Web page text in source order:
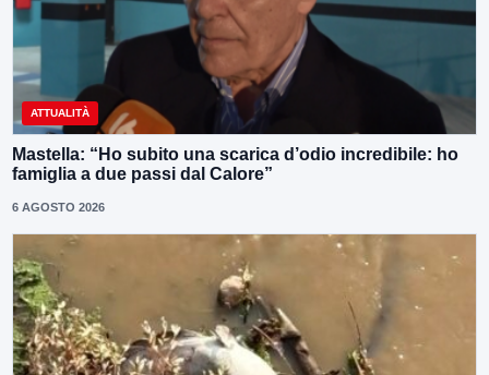
ATTUALITÀ
Mastella: “Ho subito una scarica d’odio incredibile: ho
famiglia a due passi dal Calore”
6 AGOSTO 2026